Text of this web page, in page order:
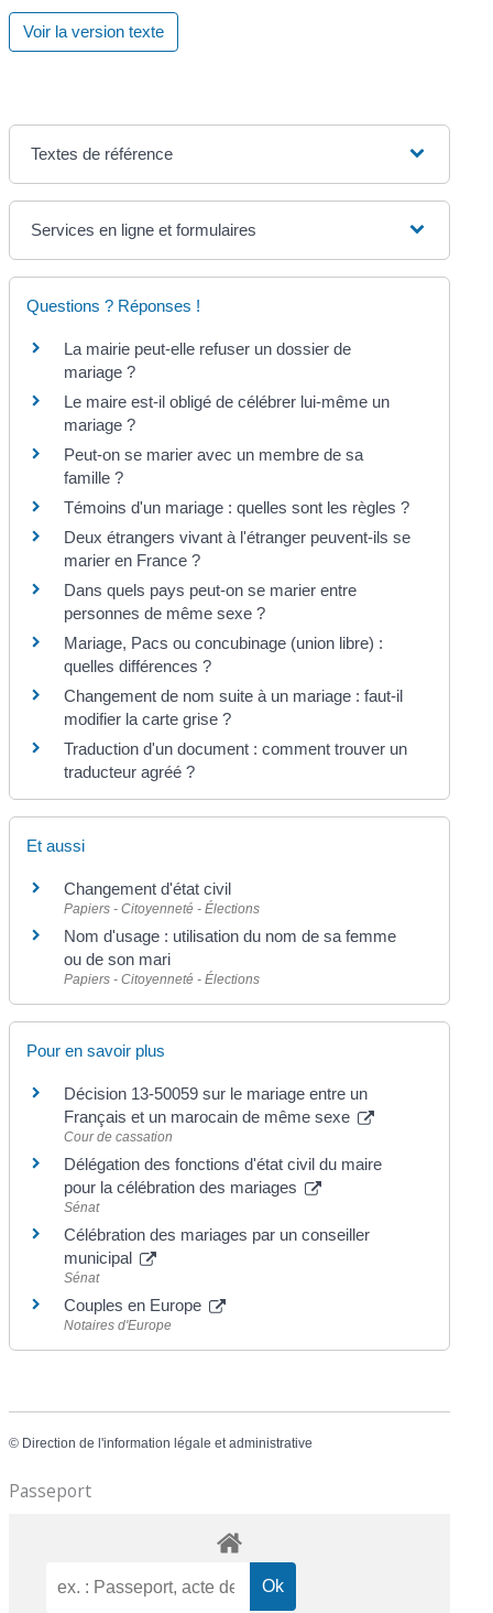
Voir la version texte
Textes de référence
Services en ligne et formulaires
Questions ? Réponses !
La mairie peut-elle refuser un dossier de
mariage ?
Le maire est-il obligé de célébrer lui-même un
mariage ?
Peut-on se marier avec un membre de sa
famille ?
Témoins d'un mariage : quelles sont les règles ?
Deux étrangers vivant à l'étranger peuvent-ils se
marier en France ?
Dans quels pays peut-on se marier entre
personnes de même sexe ?
Mariage, Pacs ou concubinage (union libre) :
quelles différences ?
Changement de nom suite à un mariage : faut-il
modifier la carte grise ?
Traduction d'un document : comment trouver un
traducteur agréé ?
Et aussi
Changement d'état civil
Papiers - Citoyenneté - Élections
Nom d'usage : utilisation du nom de sa femme
ou de son mari
Papiers - Citoyenneté - Élections
Pour en savoir plus
Décision 13-50059 sur le mariage entre un
Français et un marocain de même sexe
Cour de cassation
Délégation des fonctions d'état civil du maire
pour la célébration des mariages
Sénat
Célébration des mariages par un conseiller
municipal
Sénat
Couples en Europe
Notaires d'Europe
© Direction de l'information légale et administrative
Passeport